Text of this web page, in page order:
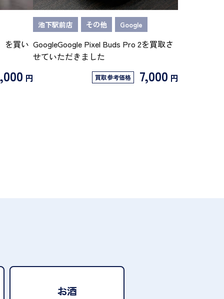
を買い
円
池下駅前店 その他 Google
GoogleGoogle Pixel Buds Pro 2を買取さ
せていただきました
買取参考価格 7,000 円
お酒